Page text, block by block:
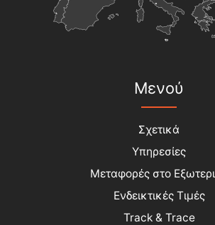
Μενού
Σχετικά
Υπηρεσίες
Μεταφορές στο
Ενδεικτικές Τιμές
Track & Trace